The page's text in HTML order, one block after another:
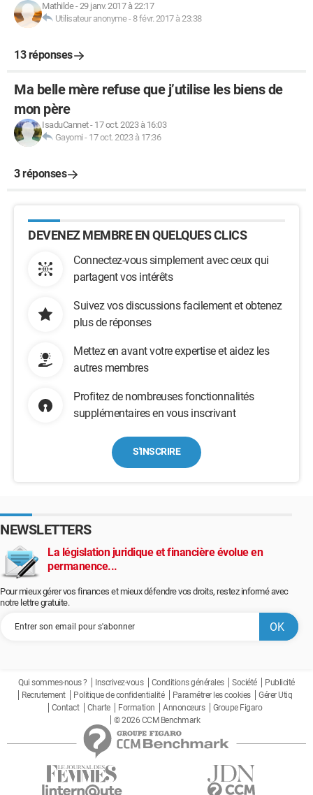
Mathilde-29 janv. 2017 à 22:17
Utilisateur anonyme- 8 févr. 2017 à 23:38
13 réponses
Ma belle mère refuse que j’utilise les biens de
mon père
IsaduCannet- 17 oct. 2023 à 16:03
Gayomi - 17 oct. 2023 à 17:36
3 réponses
DEVENEZ MEMBRE EN QUELQUES CLICS
Connectez-vous simplement avec ceux qui
partagent vos intérêts
Suivez vos discussions facilement et obtenez
plus de réponses
Mettez en avant votre expertise et aidez les
autres membres
Profitez de nombreuses fonctionnalités
supplémentaires en vous inscrivant
S'INSCRIRE
NEWSLETTERS
La législation juridique et financière évolue en
permanence...
Pour mieux gérer vos finances et mieux défendre vos droits, restez informé avec
notre lettre gratuite.
Qui sommes-nous ? Inscrivez-vous Conditions générales Société
Publicité
Recrutement
Politique de confidentialité Paramétrer les cookies
Gérer Utiq
Contact
Charte Formation Annonceurs
Groupe Figaro
© 2026 CCM Benchmark